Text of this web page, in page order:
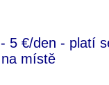
5 €/den - platí
místě